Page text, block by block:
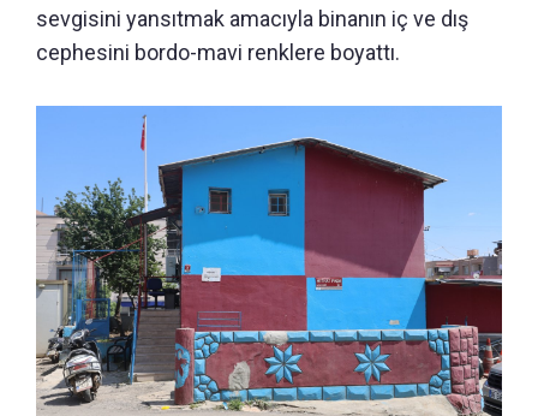
sevgisini yansıtmak amacıyla binanın iç ve dış
cephesini bordo-mavi renklere boyattı.